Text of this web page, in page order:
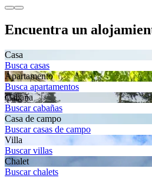
Encuentra un
Casa
Busca casas
Apartamento
Busca apartamentos
Cabaña
Buscar cabañas
Casa de campo
Buscar casas de campo
Villa
Buscar villas
Chalet
Buscar chalets